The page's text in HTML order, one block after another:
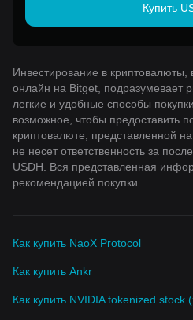
Купить
Инвестирование в криптовалюты,
онлайн на Bitget, подразумевает
легкие и удобные способы
возможное, чтобы предоставить
криптовалюте, представленной
не несет ответственность за
USDH. Вся представленная
рекомендацией покупки.
Как купить NaoX Protocol
Как купить Ankr
Как купить NVIDIA tokenized stock